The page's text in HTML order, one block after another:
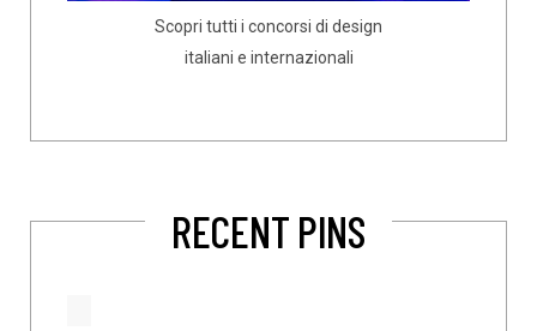
Scopri tutti i concorsi di design
italiani e internazionali
RECENT PINS